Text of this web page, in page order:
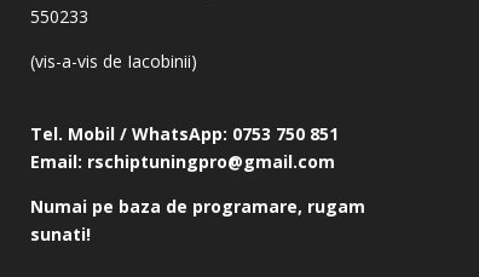
550233
(vis-a-vis de Iacobinii)
Tel. Mobil / WhatsApp: 0753 750 851
Email: rschiptuningpro@gmail.com
Numai pe baza de programare, rugam
sunati!